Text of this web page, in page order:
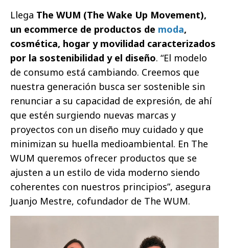
Llega The WUM (The Wake Up Movement),
un ecommerce de productos de moda,
cosmética, hogar y movilidad caracterizados
por la sostenibilidad y el diseño. “El modelo
de consumo está cambiando. Creemos que
nuestra generación busca ser sostenible sin
renunciar a su capacidad de expresión, de ahí
que estén surgiendo nuevas marcas y
proyectos con un diseño muy cuidado y que
minimizan su huella medioambiental. En The
WUM queremos ofrecer productos que se
ajusten a un estilo de vida moderno siendo
coherentes con nuestros principios”, asegura
Juanjo Mestre, cofundador de The WUM.